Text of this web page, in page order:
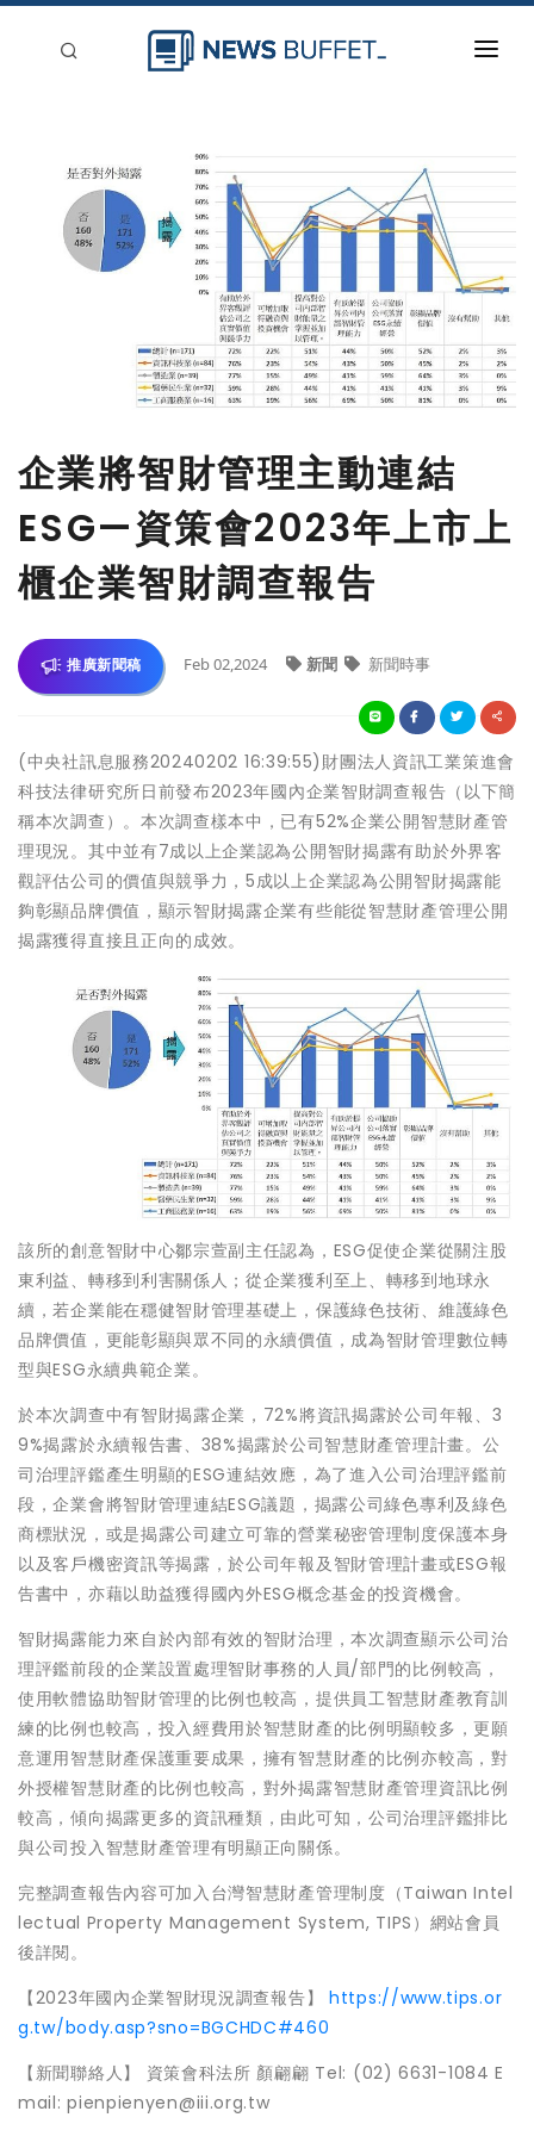
登入
刊登
企業將智財管理主動連結
ESG—資策會2023年上市上
櫃企業智財調查報告
推廣新聞稿 Feb 02,2024 新聞 新聞時事
(中央社訊息服務20240202 16:39:55)財團法人資訊工業策進會
科技法律研究所日前發布2023年國內企業智財調查報告（以下簡
稱本次調查）。本次調查樣本中，已有52%企業公開智慧財產管
理現況。其中並有7成以上企業認為公開智財揭露有助於外界客
觀評估公司的價值與競爭力，5成以上企業認為公開智財揭露能
夠彰顯品牌價值，顯示智財揭露企業有些能從智慧財產管理公開
揭露獲得直接且正向的成效。
該所的創意智財中心鄒宗萱副主任認為，ESG促使企業從關注股
東利益、轉移到利害關係人；從企業獲利至上、轉移到地球永
續，若企業能在穩健智財管理基礎上，保護綠色技術、維護綠色
品牌價值，更能彰顯與眾不同的永續價值，成為智財管理數位轉
型與ESG永續典範企業。
於本次調查中有智財揭露企業，72%將資訊揭露於公司年報、3
9%揭露於永續報告書、38%揭露於公司智慧財產管理計畫。公
司治理評鑑產生明顯的ESG連結效應，為了進入公司治理評鑑前
段，企業會將智財管理連結ESG議題，揭露公司綠色專利及綠色
商標狀況，或是揭露公司建立可靠的營業秘密管理制度保護本身
以及客戶機密資訊等揭露，於公司年報及智財管理計畫或ESG報
告書中，亦藉以助益獲得國內外ESG概念基金的投資機會。
智財揭露能力來自於內部有效的智財治理，本次調查顯示公司治
理評鑑前段的企業設置處理智財事務的人員/部門的比例較高，
使用軟體協助智財管理的比例也較高，提供員工智慧財產教育訓
練的比例也較高，投入經費用於智慧財產的比例明顯較多，更願
意運用智慧財產保護重要成果，擁有智慧財產的比例亦較高，對
外授權智慧財產的比例也較高，對外揭露智慧財產管理資訊比例
較高，傾向揭露更多的資訊種類，由此可知，公司治理評鑑排比
與公司投入智慧財產管理有明顯正向關係。
完整調查報告內容可加入台灣智慧財產管理制度（Taiwan Intel
lectual Property Management System, TIPS）網站會員
後詳閱。
【2023年國內企業智財現況調查報告】 https://www.tips.or
g.tw/body.asp?sno=BGCHDC#460
【新聞聯絡人】 資策會科法所 顏翩翩 Tel: (02) 6631-1084 E
mail: pienpienyen@iii.org.tw